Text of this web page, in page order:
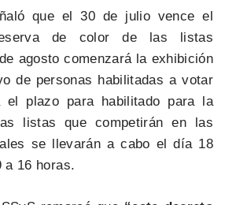
que el 30 de julio vence el
de color de las listas
agosto comenzará la exhibición
de personas habilitadas a votar
plazo para habilitado para la
listas que competirán en las
se llevarán a cabo el día 18
a 16 horas.